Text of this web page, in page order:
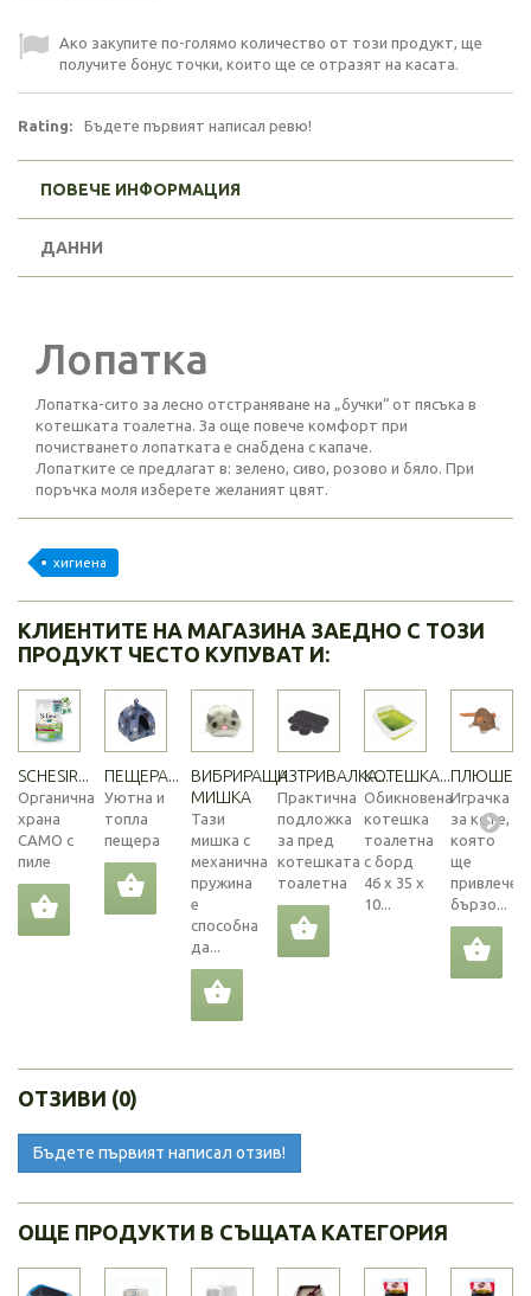
Ако закупите по-голямо количество от този продукт, ще
получите бонус точки, които ще се отразят на касата.
Rating: Бъдете първият написал ревю!
ПОВЕЧЕ ИНФОРМАЦИЯ
ДАННИ
Лопатка
Лопатка-сито за лесно отстраняване на „бучки“ от пясъка в
котешката тоалетна. За още повече комфорт при
почистването лопатката е снабдена с капаче.
Лопатките се предлагат в: зелено, сиво, розово и бяло. При
поръчка моля изберете желаният цвят.
хигиена
КЛИЕНТИТЕ НА МАГАЗИНА ЗАЕДНО С ТОЗИ
ПРОДУКТ ЧЕСТО КУПУВАТ И:
SCHESIR...
Органична
храна
САМО с
пиле
ПЕЩЕРА...
Уютна и
топла
пещера
ВИБРИРАЩА
МИШКА
Тази
мишка с
механична
пружина
е
способна
да...
ИЗТРИВАЛКА...
Практична
подложка
за пред
котешката
тоалетна
КОТЕШКА...
Обикновена
котешка
тоалетна
с борд
46 х 35 х
10...
Играчка
за коте,
която
ще
привлече
бързо...
ОТЗИВИ (0)
Бъдете първият написал отзив!
ОЩЕ ПРОДУКТИ В СЪЩАТА КАТЕГОРИЯ